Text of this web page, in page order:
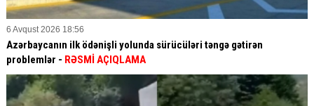
6 Avqust 2026 18:56
Azərbaycanın ilk ödənişli yolunda sürücüləri təngə gətirən
problemlər - RƏSMİ AÇIQLAMA